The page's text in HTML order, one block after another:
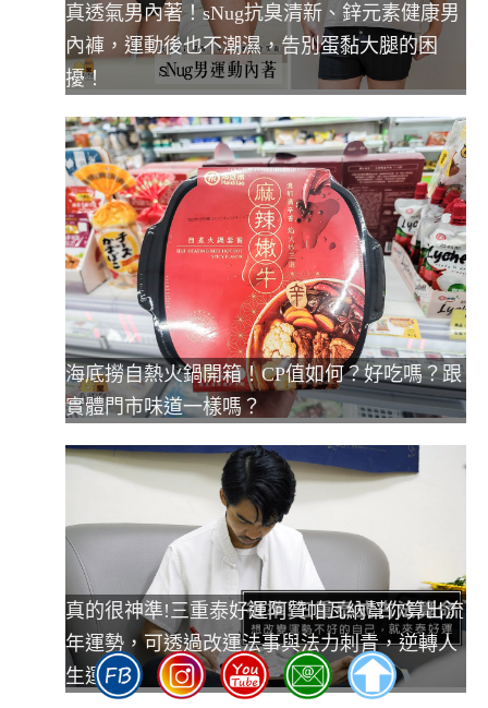
真透氣男內著！sNug抗臭清新、鋅元素健康男
內褲，運動後也不潮濕，告別蛋黏大腿的困
擾！
海底撈自熱火鍋開箱！CP值如何？好吃嗎？跟
實體門市味道一樣嗎？
真的很神準!三重泰好運阿贊帕瓦納幫你算出流
年運勢，可透過改運法事與法力刺青，逆轉人
生運勢